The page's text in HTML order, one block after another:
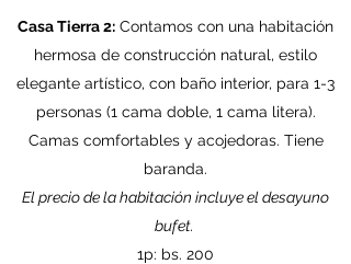
Casa Tierra 2: Contamos con una habitación
hermosa de construcción natural, estilo
elegante artístico, con baño interior, para 1-3
personas (1 cama doble, 1 cama litera).
Camas comfortables y acojedoras. Tiene
baranda.
El precio de la habitación incluye el desayuno
bufet.
1p: bs. 200